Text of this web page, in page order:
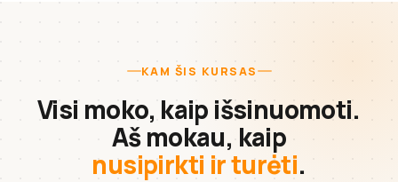
KAM ŠIS KURSAS
Visi moko, kaip išsinuomoti.
Aš mokau, kaip
nusipirkti ir turėti.